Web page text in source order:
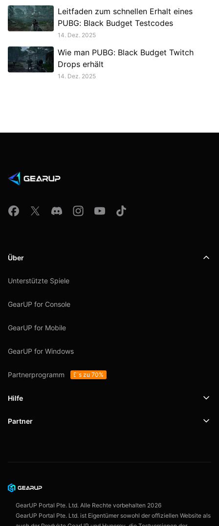
Leitfaden zum schnellen Erhalt eines
PUBG: Black Budget Testcodes
14. Dez. 2025
Wie man PUBG: Black Budget Twitch
Drops erhält
14. Dez. 2025
Über
Unterstützte Spiele
GearUP for Console
GearUP for Mobile
GearUP for Windows
Partnerprogramm Bis zu 70%
Hilfe
Support
Nutzungsbedingungen
Partner
GearUP Portal Pte. Ltd. Alle Rechte vorbehalten 2026
GearUP Portal Pte. Ltd. ist Eigentümer sowohl der offiziellen Website als